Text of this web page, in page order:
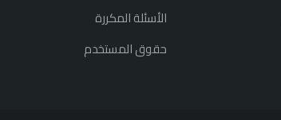
الأسئلة المكررة
حقوق المستخدم